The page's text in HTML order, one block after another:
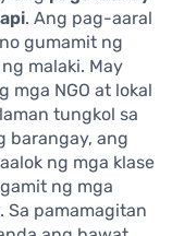
. Ang pag-aaral
gumamit ng
malaki. May
mga NGO at lokal
tungkol sa
barangay, ang
ng mga klase
ng mga
Sa pamamagitan